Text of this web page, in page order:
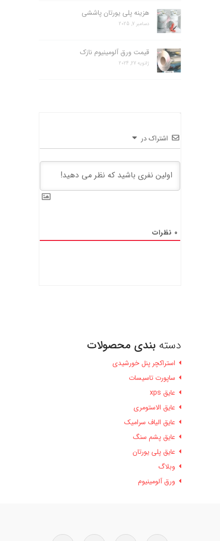
هزینه پلی یورتان پاششی
دسامبر 7, 2025
قیمت ورق آلومینیوم نازک
ژانویه 27, 2024
اشتراک در
0 نظرات
دسته بندی محصولات
استراکچر پنل خورشیدی
ساپورت تاسیسات
عایق xps
عایق الاستومری
عایق الیاف سرامیک
عایق پشم سنگ
عایق پلی یورتان
وبلاگ
ورق آلومینیوم